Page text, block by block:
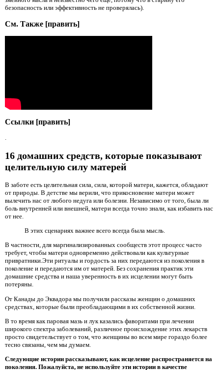
безопасность или эффективность не проверялась).
См. Также [править]
Ссылки [править]
.
16 домашних средств, которые показывают
целительную силу матерей
В заботе есть целительная сила, сила, которой матери, кажется, обладают
от природы. В детстве мы верили, что прикосновение матери может
вылечить нас от любого недуга или болезни. Независимо от того, была ли
боль внутренней или внешней, матери всегда точно знали, как избавить нас
от нее.
В этих сценариях важнее всего всегда была мысль.
В частности, для маргинализированных сообществ этот процесс часто
требует, чтобы матери одновременно действовали как культурные
привратники.Эти ритуалы и гордость за них передаются из поколения в
поколение и передаются им от матерей. Без сохранения практик эти
домашние средства и наша уверенность в их исцелении могут быть
потеряны.
От Канады до Эквадора мы получили рассказы женщин о домашних
средствах, которые были преобладающими в их собственной жизни.
В то время как паровая мазь и лук казались фаворитами при лечении
широкого спектра заболеваний, различное происхождение этих лекарств
просто свидетельствует о том, что женщины во всем мире гораздо более
тесно связаны, чем мы думаем.
Следующие истории рассказывают, как исцеление распространяется на
поколения. Пожалуйста, не используйте эти истории в качестве